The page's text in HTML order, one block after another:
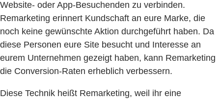
Website- oder App-Besuchenden zu verbinden.
Remarketing erinnert Kundschaft an eure Marke, die
noch keine gewünschte Aktion durchgeführt haben. Da
diese Personen eure Site besucht und Interesse an
eurem Unternehmen gezeigt haben, kann Remarketing
die Conversion-Raten erheblich verbessern.
Diese Technik heißt Remarketing, weil ihr eine